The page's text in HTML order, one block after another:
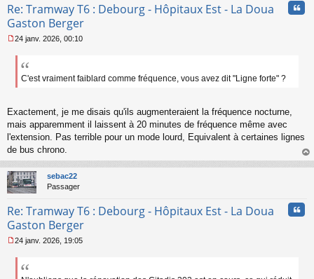
u
Re: Tramway T6 : Debourg - Hôpitaux Est - La Doua
Gaston Berger
e
a
e
o
n
l
u
24 janv. 2026, 00:10
C'est vraiment faiblard comme fréquence, vous avez dit "Ligne forte" ?
Exactement, je me disais qu'ils augmenteraient la fréquence nocturne,
mais apparemment il laissent à 20 minutes de fréquence même avec
l'extension. Pas terrible pour un mode lourd, Equivalent à certaines lignes
de bus chrono.
au
sebac22
Passager
Re: Tramway T6 : Debourg - Hôpitaux Est - La Doua
Gaston Berger
e
24 janv. 2026, 19:05